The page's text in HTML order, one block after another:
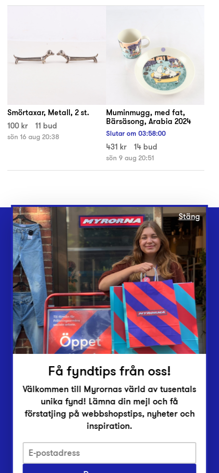
Smörtaxar, Metall, 2 st.
100 kr
11 bud
sön 16 aug 20:38
Muminmugg, med fat,
Bärsäsong, Arabia 2024
Slutar om 03:58:00
431 kr 14 bud
sön 9 aug 20:51
Webbshop
Butiker
Lämna in
Vårt överskott
Inlämningsplatser
Om Myrorna
Lediga jobb
Pressrum
Integritetsskyddspolicy
Stäng
Få fyndtips från oss!
Välkommen till Myrornas värld av tusentals
unika fynd! Lämna din mejl och få
förstatjing på webbshopstips, nyheter och
inspiration.